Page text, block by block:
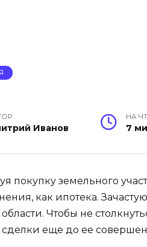
Иванов
НА
7
покупку земельного
как ипотека.
Чтобы не
еще до ее